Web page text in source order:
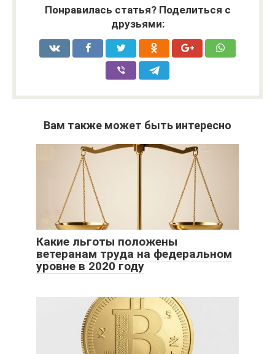
Понравилась статья? Поделиться с
друзьями:
Вам также может быть интересно
Какие льготы положены
ветеранам труда на федеральном
уровне в 2020 году